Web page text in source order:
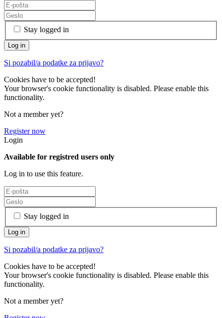
Stay logged in
Si pozabil/a podatke za prijavo?
Cookies have to be accepted!
Your browser's cookie functionality is disabled. Please enable this
functionality.
Not a member yet?
Register now
Login
Available for registred users only
Log in to use this feature.
Stay logged in
Si pozabil/a podatke za prijavo?
Cookies have to be accepted!
Your browser's cookie functionality is disabled. Please enable this
functionality.
Not a member yet?